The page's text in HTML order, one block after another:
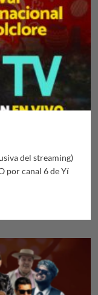
del streaming)
por canal 6 de Yí